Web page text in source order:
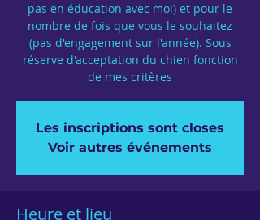
pas en éducation avec moi) et pour le
nombre de fois que vous le souhaitez
(pas d'engagement sur l'année). Sous
réserve d'acceptation du chien fonction
de mes critères
Les inscriptions sont closes
Voir autres événements
Heure et lieu